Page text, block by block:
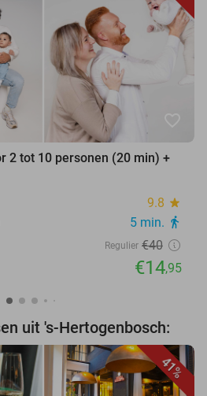
2 tot 10 personen (20 min) +
9.8 star
5 min. directions_walk
Regulier €40
€14,95
uit 's-Hertogenbosch:
41%